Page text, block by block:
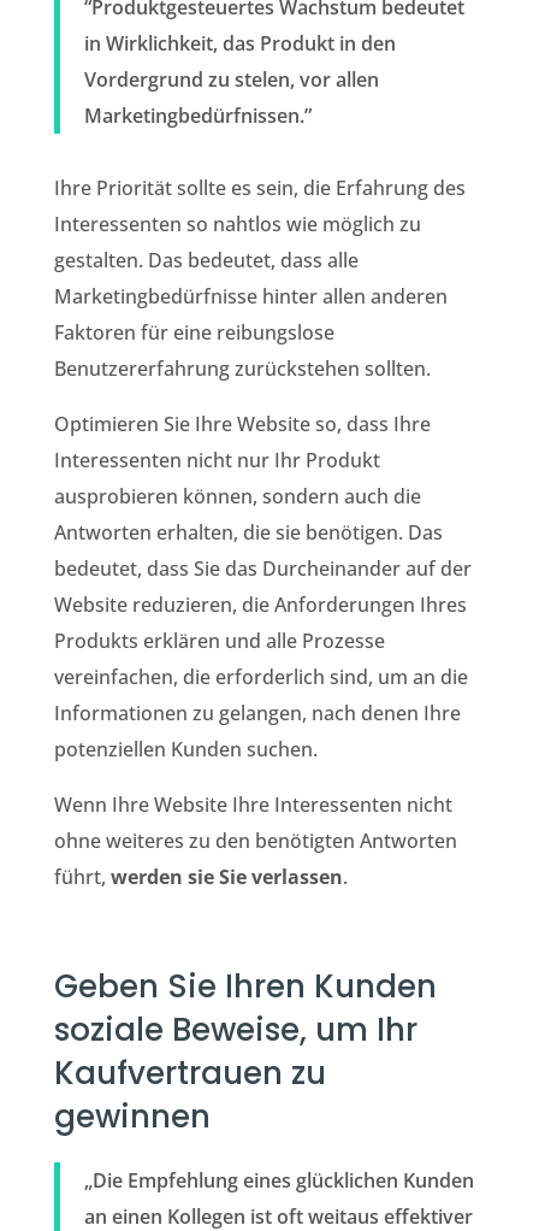
“Produktgesteuertes Wachstum bedeutet
in Wirklichkeit, das Produkt in den
Vordergrund zu stelen, vor allen
Marketingbedürfnissen.”
Ihre Priorität sollte es sein, die Erfahrung des
Interessenten so nahtlos wie möglich zu
gestalten. Das bedeutet, dass alle
Marketingbedürfnisse hinter allen anderen
Faktoren für eine reibungslose
Benutzererfahrung zurückstehen sollten.
Optimieren Sie Ihre Website so, dass Ihre
Interessenten nicht nur Ihr Produkt
ausprobieren können, sondern auch die
Antworten erhalten, die sie benötigen. Das
bedeutet, dass Sie das Durcheinander auf der
Website reduzieren, die Anforderungen Ihres
Produkts erklären und alle Prozesse
vereinfachen, die erforderlich sind, um an die
Informationen zu gelangen, nach denen Ihre
potenziellen Kunden suchen.
Wenn Ihre Website Ihre Interessenten nicht
ohne weiteres zu den benötigten Antworten
führt, werden sie Sie verlassen.
Geben Sie Ihren Kunden
soziale Beweise, um Ihr
Kaufvertrauen zu
gewinnen
„Die Empfehlung eines glücklichen Kunden
an einen Kollegen ist oft weitaus effektiver